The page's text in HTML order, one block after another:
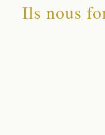
Ils nous